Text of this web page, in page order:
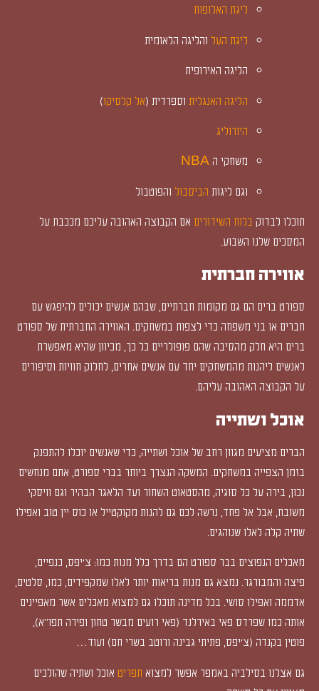
ליגת האלופות
ליגת העל והליגה הלאומית
הליגה האירופית
הליגה האנגלית וספרדית (אל קלסיקו)
היורוליג
משחקי ה NBA
וגם ליגות הביסבול והפוטבול
תוכלו לבדוק בלוח השידורים אם הקבוצה האהובה עליכם מככבת על
המסכים שלנו השבוע.
אווירה חברתית
ספורט ברים הם גם מקומות חברתיים, שבהם אנשים יכולים להיפגש עם
חברים או בני משפחה כדי לצפות במשחקים. האווירה החברתית של ספורט
ברים היא חלק מהסיבה שהם פופולריים כל כך, מכיוון שהיא מאפשרת
לאנשים ליהנות מהמשחקים יחד עם אנשים אחרים, לחלוק חוויות וסיפורים
על הקבוצה האהובה עליהם.
אוכל ושתייה
הברים מציעים מגוון רחב של אוכל ושתייה, כדי שאנשים יוכלו להתפנק
בזמן הצפייה במשחקים. המשקה הנצרך ביותר בברי ספורט, אתם מנחשים
נכון, בירה על כל סוגיה, מהסטאוט השחור ועד הלאגר הבהיר וגם וויסקי
משובח, אבל אל פחד, נרשה לכם גם להנות מקוקטייל או כוס יין טוב ואפילו
שתיה קלה לאלו שנוהגים.
מאכלים הנפוצים בבר ספורט הם בדרך כלל מנות כמו: צ'יפס, כנפיים,
פיצה והמבורגר. נמצא גם מנות בריאות יותר לאלו שמקפידים, כמו, סלטים,
אדממה ואפילו סושי. בכל מדינה תוכלו גם למצוא מאכלים אשר מאפיינים
אותה כמו שפרדס פאי באירלנד (פאי רועים מבשר טחון ופירה תפו״א),
פוטין בקנדה (צ'יפס, פתיתי גבינה ורוטב בשרי חם) ועוד…
גם אצלנו בסילביה באמפר אפשר למצוא תפריט אוכל ושתיה שהולכים